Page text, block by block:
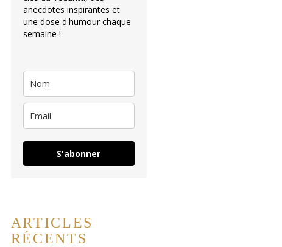
anecdotes inspirantes et
une dose d'humour chaque
semaine !
S'abonner
ARTICLES
RÉCENTS